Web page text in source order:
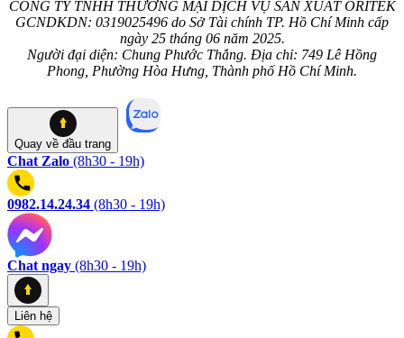
CÔNG TY TNHH THƯƠNG MẠI DỊCH VỤ SẢN XUẤT ORITEK
GCNDKDN: 0319025496 do Sở Tài chính TP. Hồ Chí Minh cấp
ngày 25 tháng 06 năm 2025.
Người đại diện: Chung Phước Thắng. Địa chỉ: 749 Lê Hồng
Phong, Phường Hòa Hưng, Thành phố Hồ Chí Minh.
Quay về đầu trang
Chat Zalo (8h30 - 19h)
0982.14.24.34 (8h30 - 19h)
Chat ngay (8h30 - 19h)
Liên hệ